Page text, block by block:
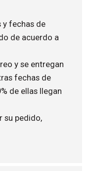
y fechas de
de acuerdo a
y se entregan
fechas de
de ellas llegan
su pedido,